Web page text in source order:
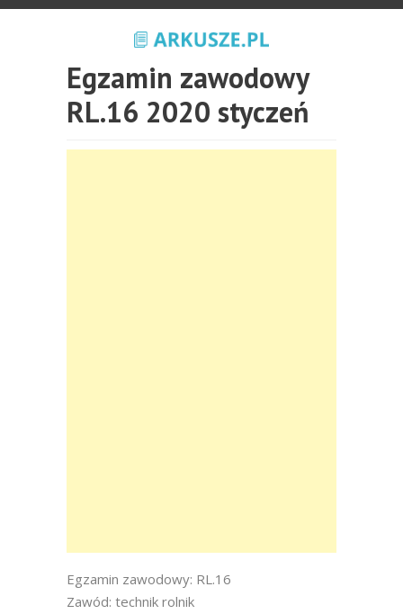
Egzamin zawodowy
RL.16 2020 styczeń
Egzamin zawodowy: RL.16
Zawód: technik rolnik